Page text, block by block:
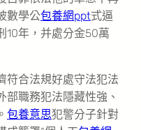
數學公包養網ppt式逼
10年，并處分金50萬
符合法規好處守法犯法
職務犯法隱藏性強、
包養意思犯警分子針對